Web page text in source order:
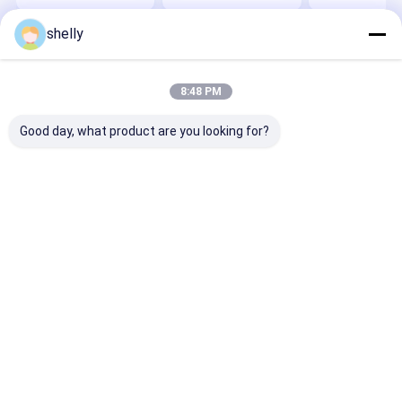
nous
nous
Site
Plan du site
Privacy Policy
Reserved.
shelly
8:48 PM
Good day, what product are you looking for?